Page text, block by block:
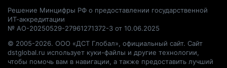
Решение Минцифры РФ о предоставлении государственной
ИТ-аккредитации
№ АО-20250529-27961271372-3 от 10.06.2025
© 2005-2026. ООО «ДСТ Глобал», официальный сайт. Сайт
dstglobal.ru использует куки-файлы и другие технологии,
чтобы помочь вам в навигации, а также предоставить лучший